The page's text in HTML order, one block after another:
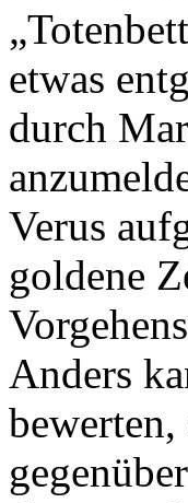
etwas
durch
Verus
goldene
Anders